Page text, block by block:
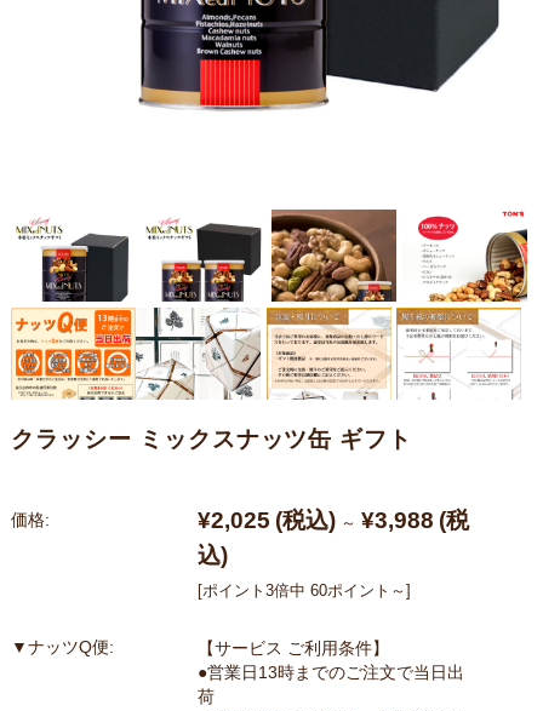
クラッシー ミックスナッツ缶 ギフト
価格: ¥2,025 (税込) ～ ¥3,988 (税
込)
[ポイント3倍中 60ポイント～]
▼ナッツQ便:
【サービス ご利用条件】
●営業日13時までのご注文で当日出
荷